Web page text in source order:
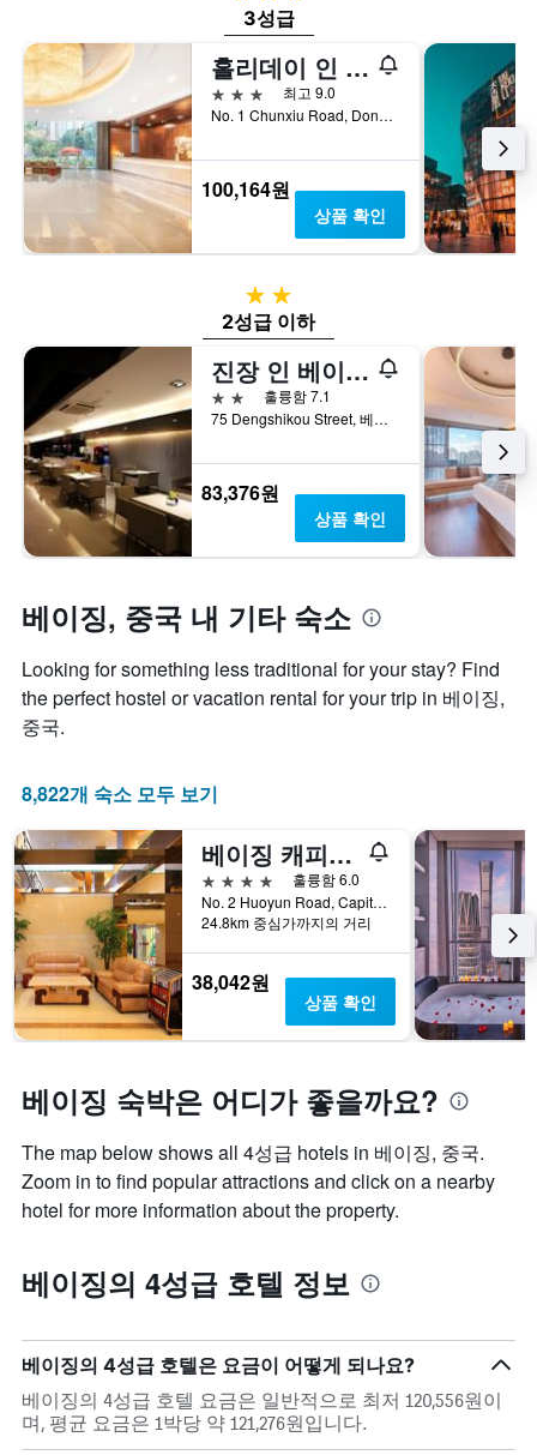
축
이
있
습
니
다.
습
니
다.
3성급
홀리데이 인 익스프레스 베이징 동지먼
3성급
최고 9.0
No. 1 Chunxiu Road, Dongcheng Di, 베이징, 중국
100,164원
상품 확인
2성급
2성급 이하
진장 인 베이징 왕푸징 페데스트리안 스트리트
2성급
훌륭함 7.1
75 Dengshikou Street, 베이징, 중국
83,376원
상품 확인
베이징, 중국 내 기타 숙소
Looking for something less traditional for your stay? Find
the perfect hostel or vacation rental for your trip in 베이징,
중국.
8,822개 숙소 모두 보기
베이징 캐피털 국제공항 호텔
4성급
훌륭함 6.0
No. 2 Huoyun Road, Capital, 베이징, 중국
24.8km 중심가까지의 거리
38,042원
상품 확인
베이징 숙박은 어디가 좋을까요?
The map below shows all 4성급 hotels in 베이징, 중국.
Zoom in to find popular attractions and click on a nearby
hotel for more information about the property.
베이징의 4성급 호텔 정보
베이징​의 4성급​ 호텔은 요금이 어떻게 되나요?
베이징​의 4성급​ 호텔 요금은 일반적으로 최저 120,556원​이
며, 평균 요금은 1박당 약 121,276원​입니다.